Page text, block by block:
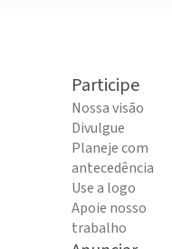
Participe
Nossa visão
Divulgue
Planeje com
antecedência
Use a logo
Apoie nosso
trabalho